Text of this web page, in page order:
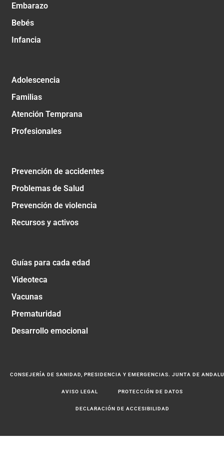
Embarazo
Bebés
Infancia
Adolescencia
Familias
Atención Temprana
Profesionales
Prevención de accidentes
Problemas de Salud
Prevención de violencia
Recursos y activos
Guías para cada edad
Videoteca
Vacunas
Prematuridad
Desarrollo emocional
CONSEJERÍA DE SANIDAD, PRESIDENCIA Y EMERGENCIAS. JUNTA DE
AVISO LEGAL PROTECCIÓN DE DATOS
DECLARACIÓN DE ACCESIBILIDAD